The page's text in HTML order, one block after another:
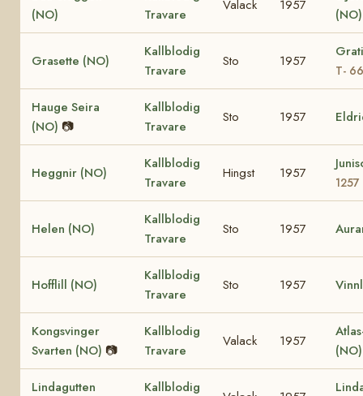
(NO)
Travare
Valack 1957
Grasette (NO)
Kallblodig
Travare
Sto 1957
T-
Hauge Seira
(NO) 📷
Kallblodig
Travare
Sto 1957
Heggnir (NO)
Kallblodig
Travare
Hingst 1957
1257
Helen (NO)
Kallblodig
Travare
Sto 1957
Hofflill (NO)
Kallblodig
Travare
Sto 1957
Kongsvinger
Svarten (NO) 📷
Kallblodig
Travare
Valack 1957
Lindagutten
Kallblodig